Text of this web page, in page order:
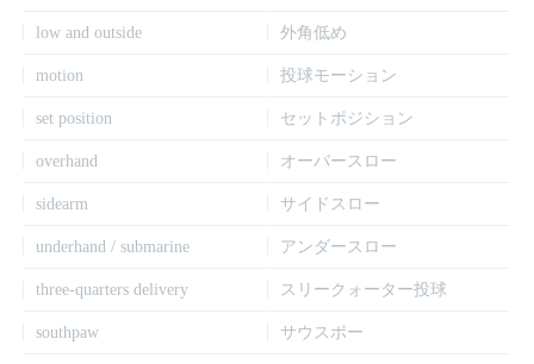
low and outside 外角低め
motion 投球モーション
set position セットポジション
overhand オーバースロー
sidearm サイドスロー
underhand / submarine アンダースロー
three-quarters delivery スリークォーター投球
southpaw サウスポー